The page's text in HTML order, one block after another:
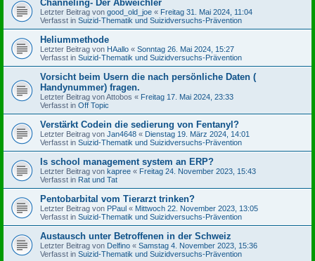
Channeling- Der Abweichler
Letzter Beitrag von good_old_joe « Freitag 31. Mai 2024, 11:04
Verfasst in Suizid-Thematik und Suizidversuchs-Prävention
Heliummethode
Letzter Beitrag von HAallo « Sonntag 26. Mai 2024, 15:27
Verfasst in Suizid-Thematik und Suizidversuchs-Prävention
Vorsicht beim Usern die nach persönliche Daten (
Handynummer) fragen.
Letzter Beitrag vonAttobos « Freitag 17. Mai 2024, 23:33
Verfasst in Off Topic
Verstärkt Codein die sedierung von Fentanyl?
Letzter Beitrag von Jan4648 « Dienstag 19. März 2024, 14:01
Verfasst in Suizid-Thematik und Suizidversuchs-Prävention
Is school management system an ERP?
Letzter Beitrag von kapree « Freitag 24. November 2023, 15:43
Verfasst in Rat und Tat
Pentobarbital vom Tierarzt trinken?
Letzter Beitrag von PPaul « Mittwoch 22. November 2023, 13:05
Verfasst in Suizid-Thematik und Suizidversuchs-Prävention
Austausch unter Betroffenen in der Schweiz
Letzter Beitrag von Delfino « Samstag 4. November 2023, 15:36
Verfasst in Suizid-Thematik und Suizidversuchs-Prävention